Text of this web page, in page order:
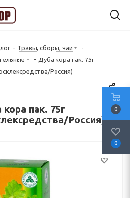
- Травы, сборы, чаи
-
- Дуба кора пак. 75г
Россия)
пак. 75г
Россия)
0
0